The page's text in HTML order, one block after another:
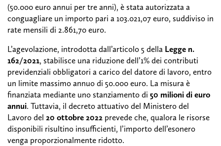
(50.000 euro annui per tre anni), è stata autorizzata a
conguagliare un importo pari a 103.021,07 euro, suddiviso in
rate mensili di 2.861,70 euro.
L’agevolazione, introdotta dall’articolo 5 della Legge n.
162/2021, stabilisce una riduzione dell’1% dei contributi
previdenziali obbligatori a carico del datore di lavoro, entro
un limite massimo annuo di 50.000 euro. La misura è
finanziata mediante uno stanziamento di 50 milioni di euro
annui. Tuttavia, il decreto attuativo del Ministero del
Lavoro del 20 ottobre 2022 prevede che, qualora le risorse
disponibili risultino insufficienti, l’importo dell’esonero
venga proporzionalmente ridotto.